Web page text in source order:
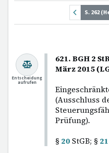
S. 262
621. BGH 2
März 2015
(Ausschluss
Prüfung).
§ 20 StGB; § 21
Entscheidung
aufrufen